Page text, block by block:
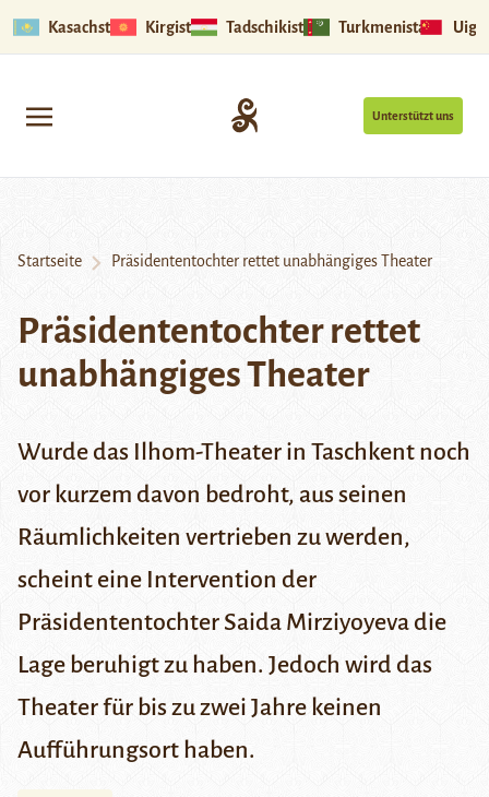
Kasachstan Kirgistan Tadschikistan Turkmenistan
Unterstützt uns
Startseite Präsidententochter rettet unabhängiges Theater
Präsidententochter rettet
unabhängiges Theater
Wurde das Ilhom-Theater in Taschkent noch
vor kurzem davon bedroht, aus seinen
Räumlichkeiten vertrieben zu werden,
scheint eine Intervention der
Präsidententochter Saida Mirziyoyeva die
Lage beruhigt zu haben. Jedoch wird das
Theater für bis zu zwei Jahre keinen
Aufführungsort haben.